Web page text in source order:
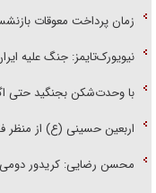
زمان پرداخت معوقات
نیویورک‌تایمز: جنگ علیه
با وحدت‌شکن بجنگید حتی
اربعین حسینی (ع) از منظر
محسن رضایی: کریدور